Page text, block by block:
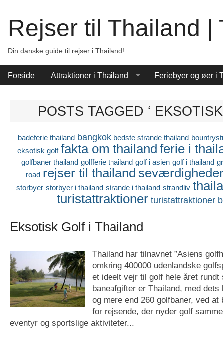
Rejser til Thailand |
Din danske guide til rejser i Thailand!
Forside Attraktioner i Thailand Feriebyer og øer i
POSTS TAGGED ‘
badeferie thailand bangkok bedste strande thailand
eksotisk golf fakta om thailand ferie i
golfbaner thailand golfferie thailand golf i asien golf i thailand
road rejser til thailand
storbyer storbyer i thailand strande i thailand strandliv
turistattraktioner turistattraktioner
Eksotisk Golf i Thailand
Thailand har tilnavnet ”Asiens
omkring 400000 udenlandske
et ideelt vejr til golf hele året rundt
baneafgifter er Thailand, med dets
og mere end 260 golfbaner, ved at
for rejsende, der nyder golf
eventyr og sportslige aktiviteter...